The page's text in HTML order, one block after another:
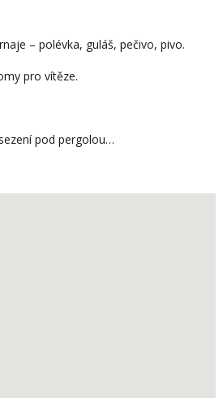
– polévka, guláš, pečivo, pivo.
pro vítěze.
pod pergolou…